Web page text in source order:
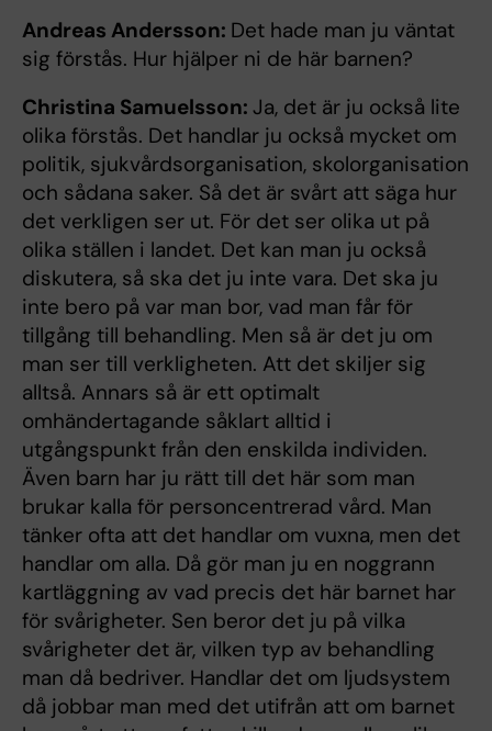
Andreas Andersson: Det hade man ju väntat
sig förstås. Hur hjälper ni de här barnen?
Christina Samuelsson: Ja, det är ju också lite
olika förstås. Det handlar ju också mycket om
politik, sjukvårdsorganisation, skolorganisation
och sådana saker. Så det är svårt att säga hur
det verkligen ser ut. För det ser olika ut på
olika ställen i landet. Det kan man ju också
diskutera, så ska det ju inte vara. Det ska ju
inte bero på var man bor, vad man får för
tillgång till behandling. Men så är det ju om
man ser till verkligheten. Att det skiljer sig
alltså. Annars så är ett optimalt
omhändertagande såklart alltid i
utgångspunkt från den enskilda individen.
Även barn har ju rätt till det här som man
brukar kalla för personcentrerad vård. Man
tänker ofta att det handlar om vuxna, men det
handlar om alla. Då gör man ju en noggrann
kartläggning av vad precis det här barnet har
för svårigheter. Sen beror det ju på vilka
svårigheter det är, vilken typ av behandling
man då bedriver. Handlar det om ljudsystem
då jobbar man med det utifrån att om barnet